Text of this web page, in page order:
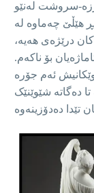
سروشت لەنێو
هێڵێ چەماوە لە
درێژەی هەیە،
بۆ ناکەم.
ئەم جۆرە
دەگاتە شێوێنێک